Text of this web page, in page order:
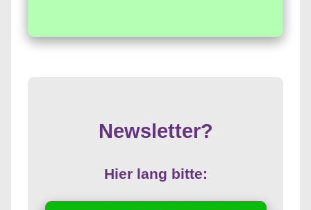
Newsletter?
Hier lang bitte: